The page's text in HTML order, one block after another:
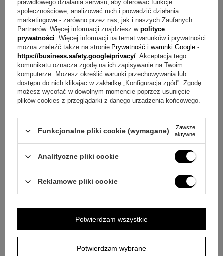
925.
Pytanie:Jakie treści mogą znaleźć się na tabliczce?
Odpowiedź:Można umieścić np. życzenia, grafikę, zdjęcie
lub inną treść zależną od Państwa wyobraźni.
Pytanie: Czy to dobry wybór na Chrzest Święty dla
dziewczynki?Odpowiedź:Tak, opis wskazuje to jako
prezentowy dla dziewczynki.
Jeśli chcą Państwo podarować coś drobnego, a
jednocześnie znaczącego, zawieszka z ażurowym
było gotowe od razu po przygotowaniu treści tabliczki.
prawidłowego działania serwisu, aby oferować funkcje
społecznościowe, analizować ruch i prowadzić działania
marketingowe - zarówno przez nas, jak i naszych Zaufanych
Partnerów. Więcej informacji znajdziesz w polityce
prywatności. Więcej informacji na temat warunków i prywatności
można znaleźć także na stronie Prywatność i warunki Google -
https://business.safety.google/privacy/. Akceptacja tego
komunikatu oznacza zgodę na ich zapisywanie na Twoim
komputerze. Możesz określić warunki przechowywania lub
dostępu do nich klikając w zakładkę „Konfiguracja zgód”. Zgodę
możesz wycofać w dowolnym momencie poprzez usunięcie
plików cookies z przeglądarki z danego urządzenia końcowego.
Funkcjonalne pliki cookie (wymagane)
Zawsze
aktywne
Analityczne pliki cookie
Reklamowe pliki cookie
Potwierdzam wybrane
Potwierdzam wszystkie